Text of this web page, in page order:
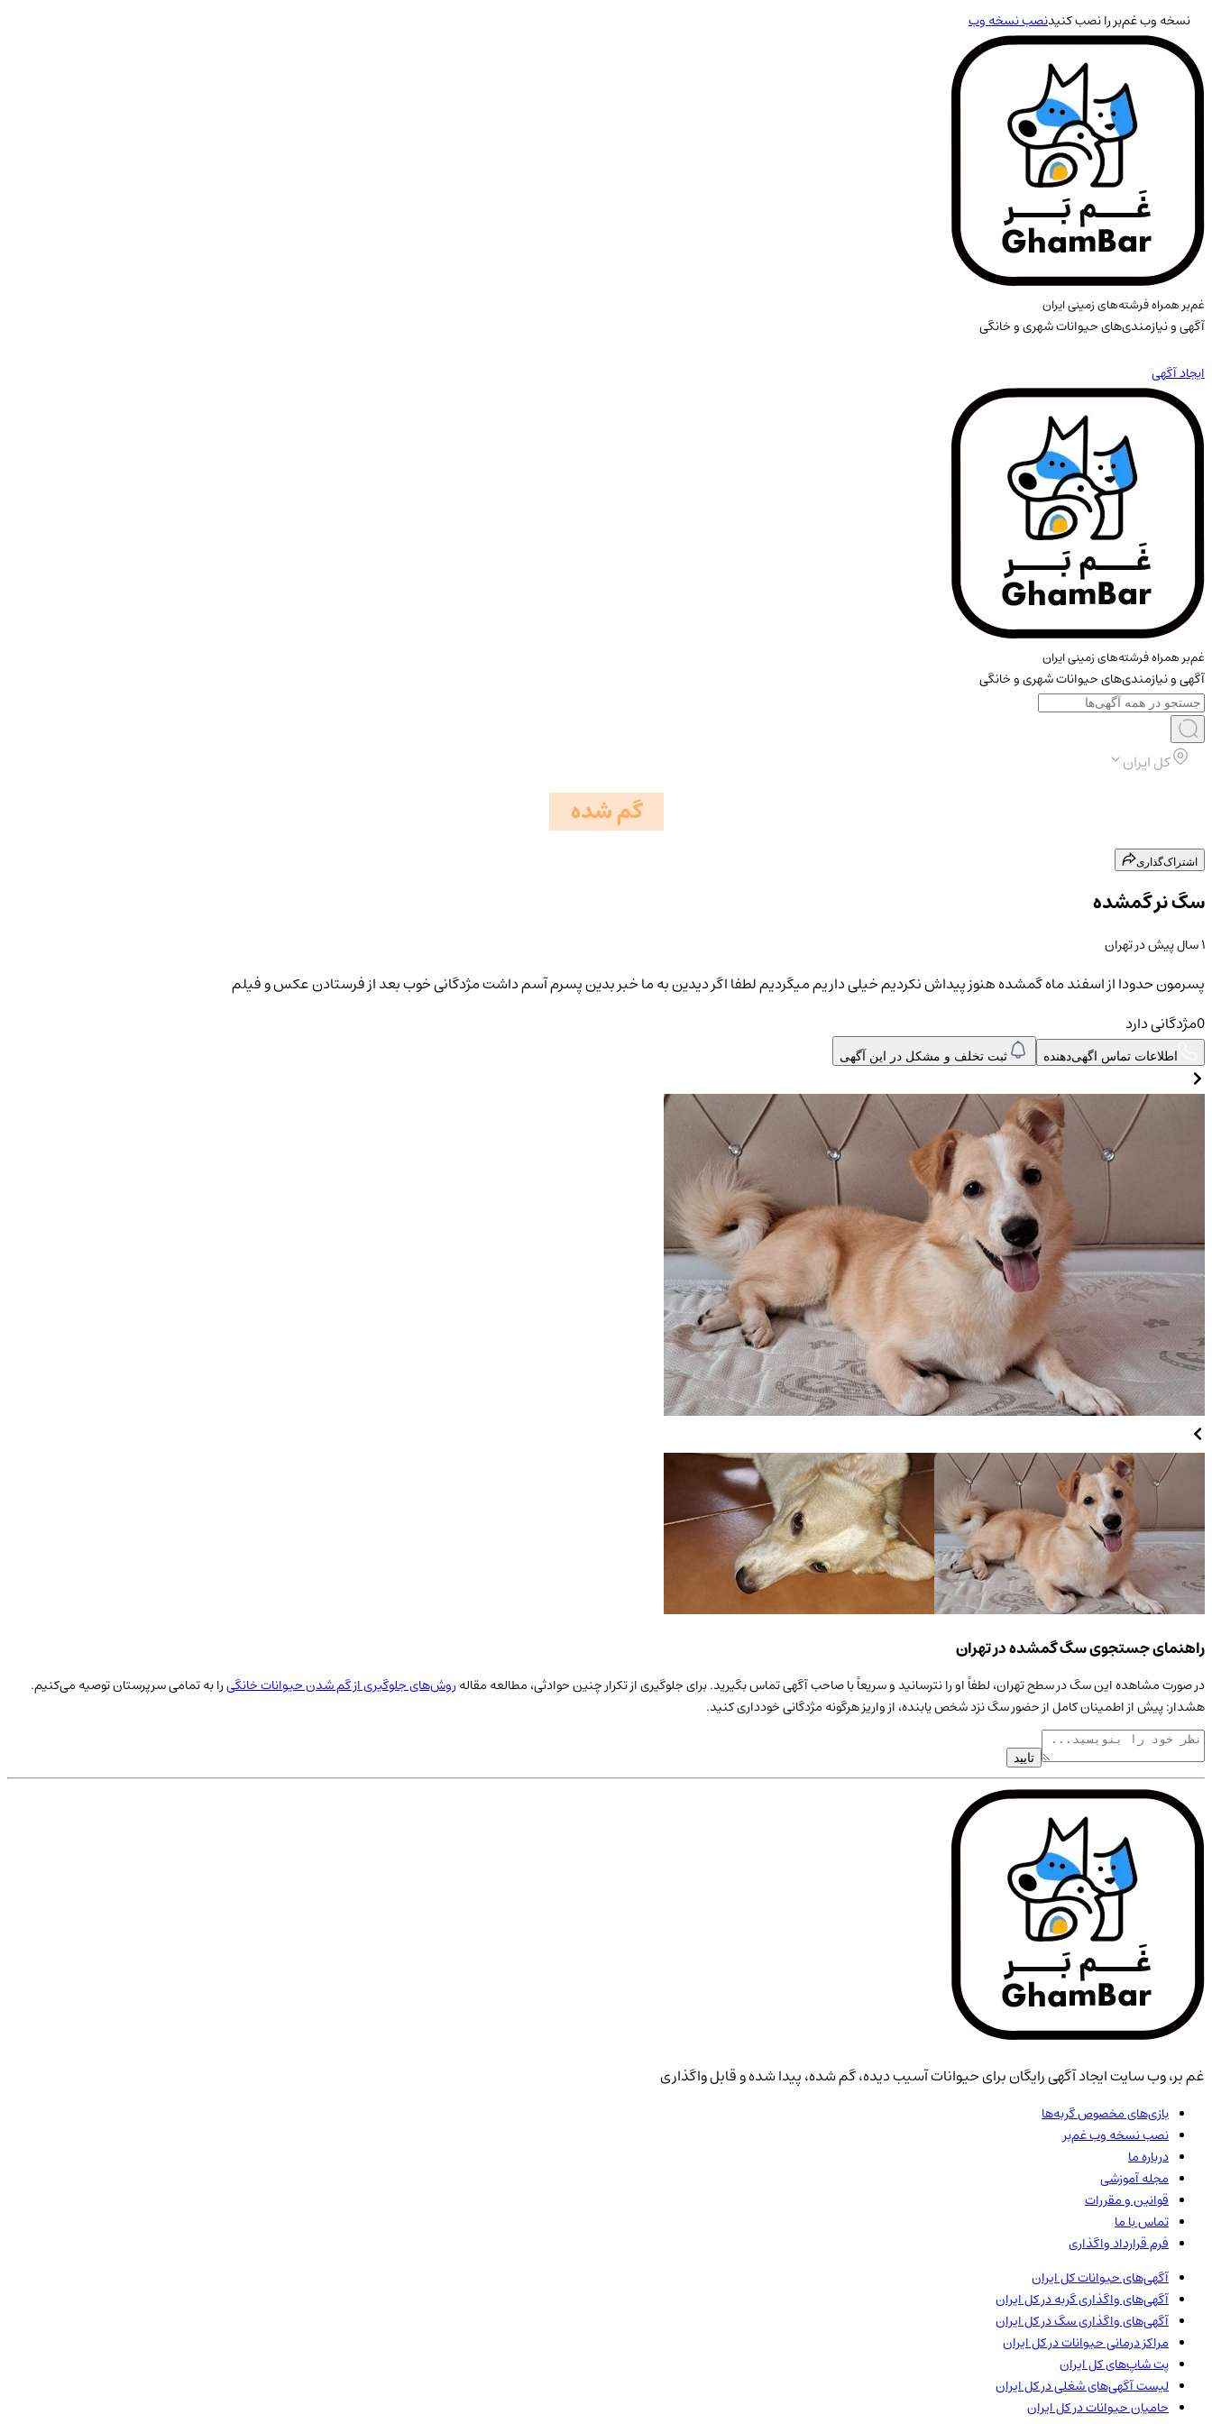
نسخه وب غم‌بر را نصب کنیدنصب نسخه وب
غم‌بر همراه فرشته‌های زمینی ایران
آگهی و نیازمندی‌های حیوانات شهری و خانگی
ایجاد آگهی
غم‌بر همراه فرشته‌های زمینی ایران
آگهی و نیازمندی‌های حیوانات شهری و خانگی
کل ایران
گم شده
اشتراک‌گذاری
سگ نر گمشده
۱ سال پیش درتهران
پسرمون حدودا از اسفند ماه گمشده هنوز پیداش نکردیم خیلی داریم میگردیم لطفا اگر دیدین به ما خبر بدین پسرم آسم داشت مژدگانی خوب بعد از فرستادن عکس و فیلم
0مژدگانی دارد
اطلاعات تماس اگهی‌دهنده ثبت تخلف و مشکل در این آگهی
راهنمای جستجوی سگ گمشده در تهران
در صورت مشاهده اینسگدر سطحتهران، لطفاً او را نترسانید و سریعاً با صاحب آگهی تماس بگیرید. برای جلوگیری از تکرار چنین حوادثی، مطالعه مقالهروش‌های جلوگیری از گم شدن حیوانات خانگیرا به تمامی سرپرستان توصیه می‌کنیم.
هشدار: پیش از اطمینان کامل از حضورسگنزد شخص یابنده، از واریز هرگونه مژدگانی خودداری کنید.
تایید
غم بر، وب سایت ایجاد آگهی رایگان برای حیوانات آسیب دیده، گم شده، پیدا شده و قابل واگذاری
بازی‌های مخصوص گربه‌ها
نصب نسخه وب غم‌بر
درباره ما
مجله آموزشی
قوانین و مقررات
تماس با ما
فرم قرارداد واگذاری
آگهی‌های حیواناتکل ایران
آگهی‌های واگذاری گربه درکل ایران
آگهی‌های واگذاری سگ درکل ایران
مراکز درمانی حیوانات درکل ایران
پت شاپ‌هایکل ایران
لیست آگهی‌های شغلی درکل ایران
حامیان حیوانات درکل ایران